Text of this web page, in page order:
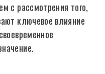
с рассмотрения того,
ключевое влияние